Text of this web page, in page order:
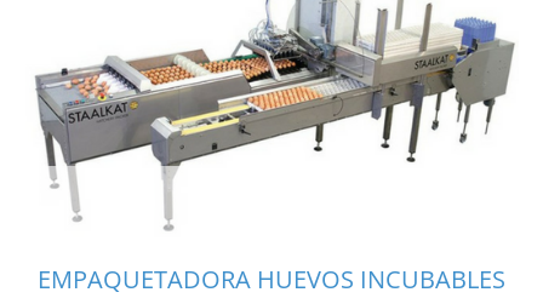
EMPAQUETADORA HUEVOS INCUBABLES